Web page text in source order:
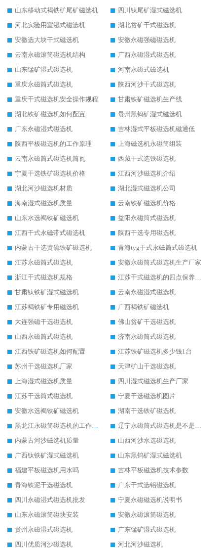
山东移动式褐铁矿尾矿磁选机
四川钛尾矿湿式磁选机
河北实验用室湿式磁选机
湖北贫矿干式磁选机
安徽选大块干式磁选机
安徽永磁强磁磁选机
云南永磁滚筒磁选机结构
广西永磁湿式磁选机
山东锰矿湿式磁选机
河南永磁式磁选机
重庆永磁筒式磁选机
陕西河沙干式磁选机
重庆干式磁选机安全操作规程
甘肃铁矿磁选机生产线
湖北铁矿磁选机如何配置
贵州黑钨矿湿式磁选机
广东永磁湿式磁选机
吉林湿式平板磁选机磁通低
陕西平板磁选机的工作原理
上海磁选机永磁筒组装
云南永磁筒式磁选机筒瓦
西藏干式选铁磁选机
宁夏干选铁矿磁选机价格
江西河沙磁选机介绍
湖北河沙磁选机材质
湖北湿式磁选机公司
海南湿式磁选机质量
云南铁矿磁选机价格
山东水选褐铁矿磁选机
益阳永磁筒式磁选机
江西干式永磁带式磁选机
陕西干选专用磁选机
内蒙古干选黄硫铁矿磁选机
青海tyg干式永磁筒式磁选机
江苏永磁筒式磁选机
安徽永磁筒式磁选机生产厂家
浙江干式磁选机规格
江苏干式磁选机的四点保养秘籍
甘肃钛铁矿湿式磁选机
云南永磁湿式磁选机
江苏褐铁矿专用磁选机
广西褐铁矿磁选机
大连强磁干选磁选机
佛山贫矿干选磁选机
山西永磁筒式磁选机
济南永磁筒式磁选机
江西铁矿磁选机如何配置
江苏铁矿磁选机多少钱1台
苏州干选磁选机厂家
天津矿山干选磁选机
上海湿式磁选机质量
四川湿式磁选机生产厂家
江苏干选筒式磁选机
宁夏干选磁选机图片
安徽水选褐铁矿磁选机
湖南干选铁矿磁选机
黑龙江永磁筒磁选机的工作原理
辽宁永磁筒式磁选机是不是强磁
内蒙古河沙磁选机质量
山西河沙水选磁选机
广西钛铁矿湿式磁选机
山东黑钨矿湿式磁选机
福建平板磁选机用水吗
吉林平板磁选机技术参数
青海铁泥干选磁选机
广东干式选铝磁选机
四川永磁湿式磁选机批发
宁夏永磁磁选机说明书
山东永磁滚筒磁块安装
安徽永磁滚筒磁选机
贵州永磁湿式磁选机
广东锰矿湿式磁选机
四川优质河沙磁选机
河北河沙磁选机